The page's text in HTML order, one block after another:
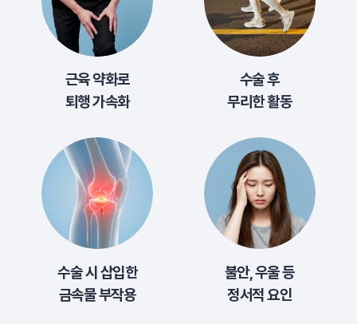
근육 약화로
퇴행 가속화
수술 후
무리한 활동
수술 시 삽입한
금속물 부작용
불안, 우울 등
정서적 요인